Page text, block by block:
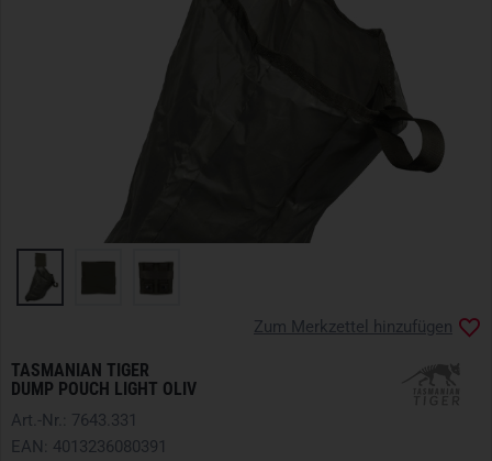
TASMANIAN TIGER
DUMP POUCH LIGHT OLIV
Zum Merkzettel hinzufügen
Art.-Nr.: 7643.331
EAN: 4013236080391